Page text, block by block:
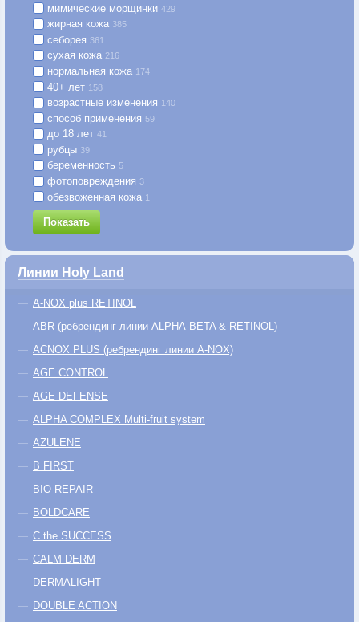
мимические морщинки 429
жирная кожа 385
себорея 361
сухая кожа 216
нормальная кожа 174
40+ лет 158
возрастные изменения 140
способ применения 59
до 18 лет 41
рубцы 39
беременность 5
фотоповреждения 3
обезвоженная кожа 1
Показать
Линии Holy Land
A-NOX plus RETINOL
ABR (ребрендинг линии ALPHA-BETA & RETINOL)
ACNOX PLUS (ребрендинг линии A-NOX)
AGE CONTROL
AGE DEFENSE
ALPHA COMPLEX Multi-fruit system
AZULENE
B FIRST
BIO REPAIR
BOLDCARE
C the SUCCESS
CALM DERM
DERMALIGHT
DOUBLE ACTION